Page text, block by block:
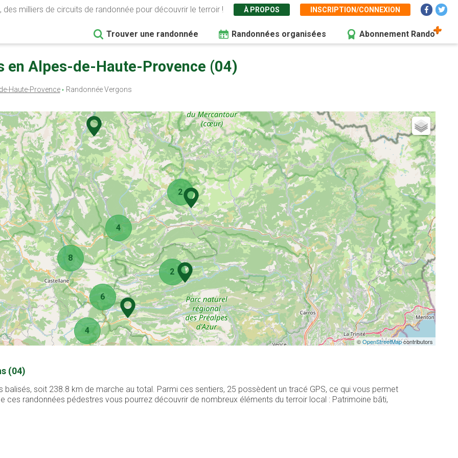
des milliers de circuits de randonnée pour découvrir le terroir ! À PROPOS INSCRIPTION/CONNEXION
Trouver une randonnée Randonnées organisées Abonnement Rando
en Alpes-de-Haute-Provence (04)
Haute-Provence Randonnée Vergons
4
2
2
6
8
4
©OpenStreetMapcontributors
(04)
soit 238.8 km de marche au total. Parmi ces sentiers, 25 possèdent un tracé GPS, ce qui vous permet
randonnées pédestres vous pourrez découvrir de nombreux éléments du terroir local : Patrimoine bâti,